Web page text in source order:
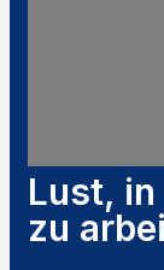
Lust,
zu